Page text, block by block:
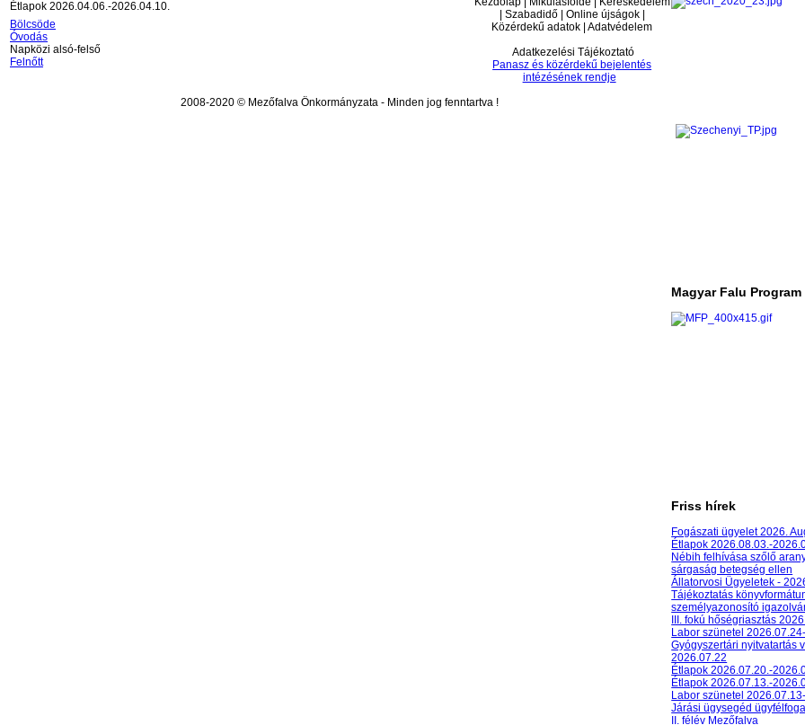
Étlapok 2026.04.06.-2026.04.10.
Bölcsöde
Óvodás
Napközi alsó-felső
Felnőtt
Magyar Falu Program
Friss hírek
Fogászati ügyelet 2026.
Étlapok 2026.08.03.-
Nébih felhívása szőlő
sárgaság betegség ellen
Állatorvosi Ügyeletek -
Tájékoztatás
személyazonosító
III. fokú hőségriasztás
Labor szünetel
Gyógyszertári nyitvatartás
2026.07.22
Étlapok 2026.07.20.-
Étlapok 2026.07.13.-
Labor szünetel
Járási ügysegéd
II. félév Mezőfalva
| Szabadidő | Online újságok |
Közérdekű adatok | Adatvédelem
Adatkezelési Tájékoztató
Panasz és közérdekű bejelentés
intézésének rendje
2008-2020 © Mezőfalva Önkormányzata - Minden jog fenntartva !